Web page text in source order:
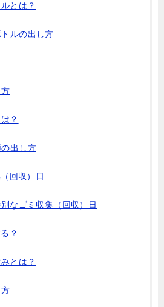
とは？
ルの出し方
？
出し方
回収）日
なゴミ収集（回収）日
？
とは？